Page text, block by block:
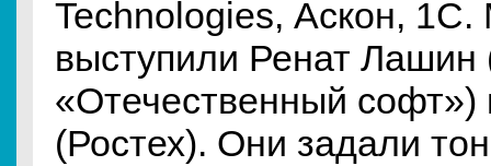
Technologies, Аскон,
выступили Ренат
«Отечественный
(Ростех). Они задали